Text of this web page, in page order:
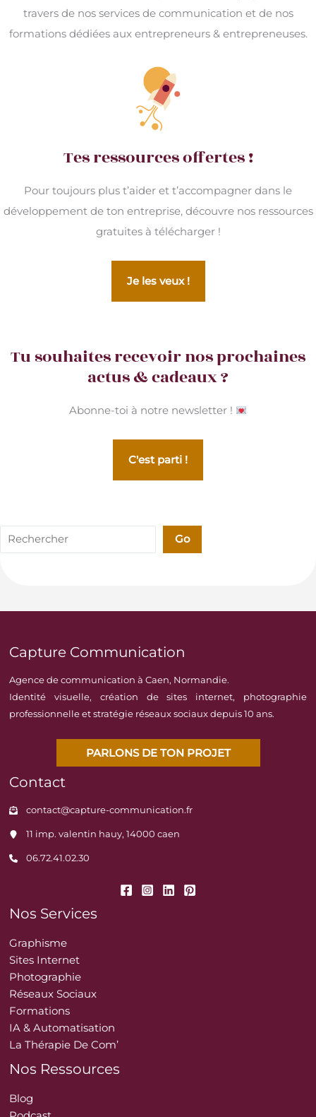
travers de nos services de communication et de nos
formations dédiées aux entrepreneurs & entrepreneuses.
Tes ressources offertes !
Pour toujours plus t’aider et t’accompagner dans le
développement de ton entreprise, découvre nos ressources
gratuites à télécharger !
Je les veux !
Tu souhaites recevoir nos prochaines
actus & cadeaux ?
Abonne-toi à notre newsletter !
C'est parti !
Rechercher Go
Capture Communication
Agence de communication à Caen, Normandie.
Identité visuelle, création de sites internet, photographie
professionnelle et stratégie réseaux sociaux depuis 10 ans.
PARLONS DE TON PROJET
Contact
contact@capture-communication.fr
11 imp. valentin hauy, 14000 caen
06.72.41.02.30
Nos Services
Graphisme
Sites Internet
Photographie
Réseaux Sociaux
Formations
IA & Automatisation
La Thérapie De Com’
Nos Ressources
Blog